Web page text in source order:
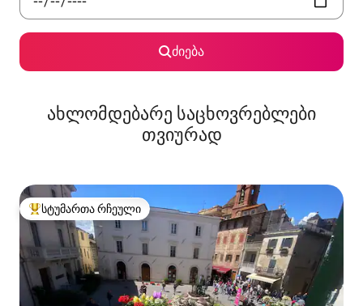
ძიება
ახლომდებარე საცხოვრებლები
თვიურად
სტუმართა რჩეული მოწინავე ვარიანტი
სტუმართა რჩეული